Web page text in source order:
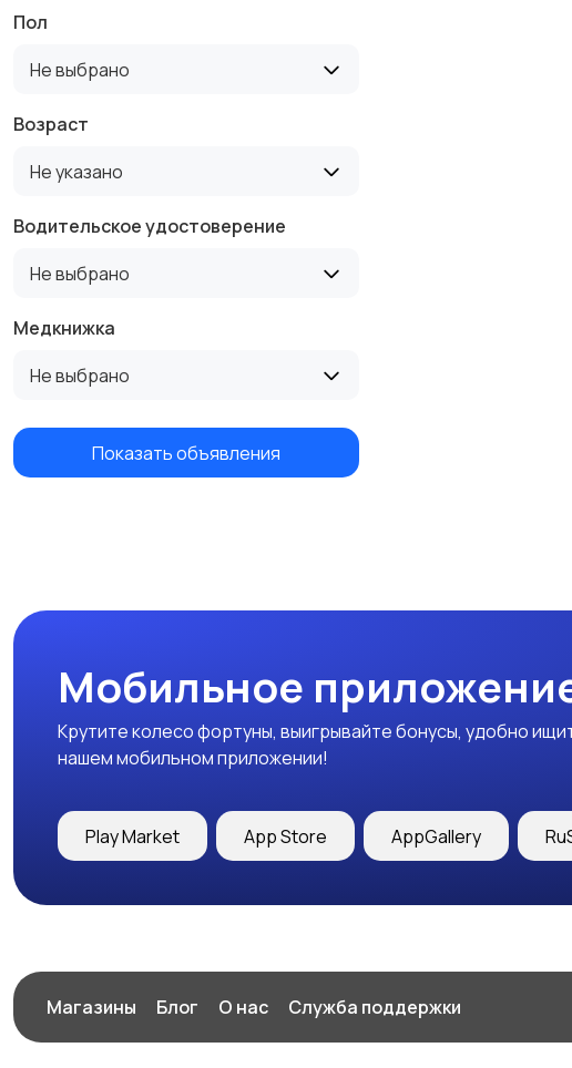
Пол
Не выбрано
Возраст
Не указано
Водительское удостоверение
Не выбрано
Медкнижка
Не выбрано
Показать объявления
Мобильное
Крутите колесо фортуны, выигрывайте бонусы, удобно
нашем мобильном приложении!
Play Market App Store AppGallery
Магазины Блог О нас Служба поддержки